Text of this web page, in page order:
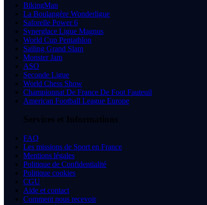
BikingMan
La Boulangère Wonderligue
Saforelle Power 6
Synerglace Ligue Magnus
World Cup Pentathlon
Sailing Grand Slam
Monster Jam
ASO
Seconde Ligue
World Chess Show
Championnat De France De Foot Fauteuil
American Football League Europe
Services et Informations
FAQ
Les missions de Sport en France
Mentions légales
Politique de Confidentialité
Politique cookies
CGU
Aide et contact
Comment nous recevoir